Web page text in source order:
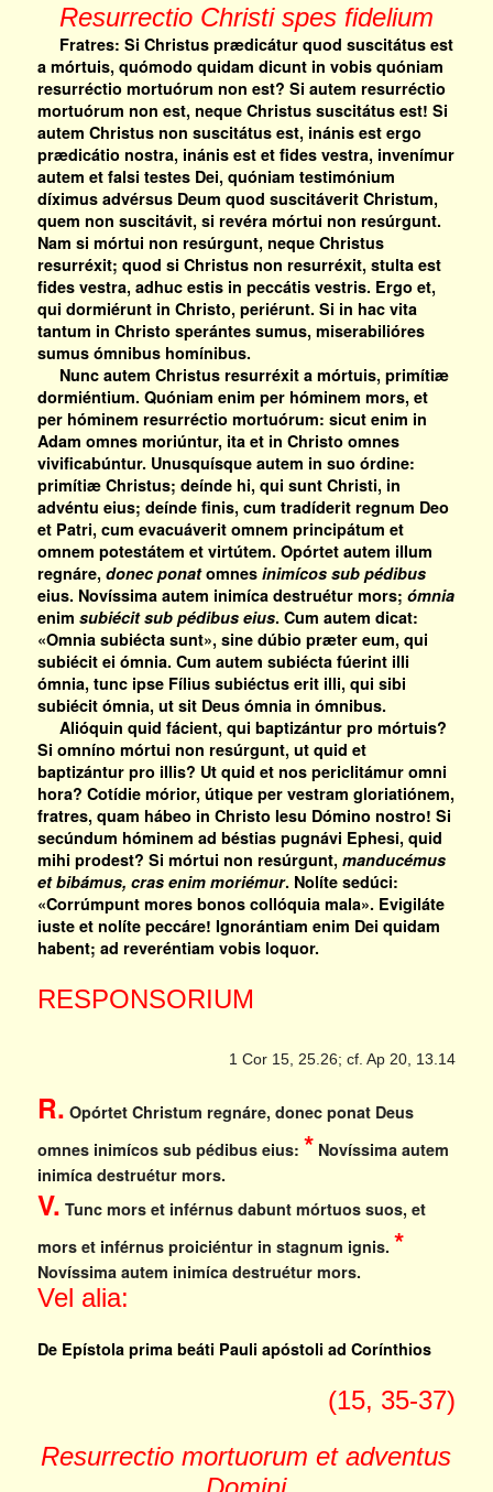
Resurrectio Christi spes fidelium
Fratres: Si Christus prædicátur quod suscitátus est
a mórtuis, quómodo quidam dicunt in vobis quóniam
resurréctio mortuórum non est? Si autem resurréctio
mortuórum non est, neque Christus suscitátus est! Si
autem Christus non suscitátus est, inánis est ergo
prædicátio nostra, inánis est et fides vestra, invenímur
autem et falsi testes Dei, quóniam testimónium
díximus advérsus Deum quod suscitáverit Christum,
quem non suscitávit, si revéra mórtui non resúrgunt.
Nam si mórtui non resúrgunt, neque Christus
resurréxit; quod si Christus non resurréxit, stulta est
fides vestra, adhuc estis in peccátis vestris. Ergo et,
qui dormiérunt in Christo, periérunt. Si in hac vita
tantum in Christo sperántes sumus, miserabilióres
sumus ómnibus homínibus.
Nunc autem Christus resurréxit a mórtuis, primítiæ
dormiéntium. Quóniam enim per hóminem mors, et
per hóminem resurréctio mortuórum: sicut enim in
Adam omnes moriúntur, ita et in Christo omnes
vivificabúntur. Unusquísque autem in suo órdine:
primítiæ Christus; deínde hi, qui sunt Christi, in
advéntu eius; deínde finis, cum tradíderit regnum Deo
et Patri, cum evacuáverit omnem principátum et
omnem potestátem et virtútem. Opórtet autem illum
regnáre, donec ponatomnes inimícos sub pédibus
eius. Novíssima autem inimíca destruétur mors; ómnia
enim subiécit sub pédibus eius. Cum autem dicat:
«Omnia subiécta sunt», sine dúbio præter eum, qui
subiécit ei ómnia. Cum autem subiécta fúerint illi
ómnia, tunc ipse Fílius subiéctus erit illi, qui sibi
subiécit ómnia, ut sit Deus ómnia in ómnibus.
Alióquin quid fácient, qui baptizántur pro mórtuis?
Si omníno mórtui non resúrgunt, ut quid et
baptizántur pro illis? Ut quid et nos periclitámur omni
hora? Cotídie mórior, útique per vestram gloriatiónem,
fratres, quam hábeo in Christo Iesu Dómino nostro! Si
secúndum hóminem ad béstias pugnávi Ephesi, quid
mihi prodest? Si mórtui non resúrgunt, manducémus
et bibámus, cras enim moriémur. Nolíte sedúci:
«Corrúmpunt mores bonos collóquia mala». Evigiláte
iuste et nolíte peccáre! Ignorántiam enim Dei quidam
habent; ad reveréntiam vobis loquor.
RESPONSORIUM
1 Cor 15, 25.26; cf. Ap 20, 13.14
R. Opórtet Christum regnáre, donec ponat Deus
omnes inimícos sub pédibus eius: * Novíssima autem
inimíca destruétur mors.
V. Tunc mors et inférnus dabunt mórtuos suos, et
mors et inférnus proiciéntur in stagnum ignis. *
Novíssima autem inimíca destruétur mors.
Vel alia:
De Epístola prima beáti Pauli apóstoli ad Corínthios
(15, 35-37)
Resurrectio mortuorum et adventus